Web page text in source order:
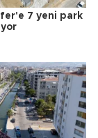
7 yeni park